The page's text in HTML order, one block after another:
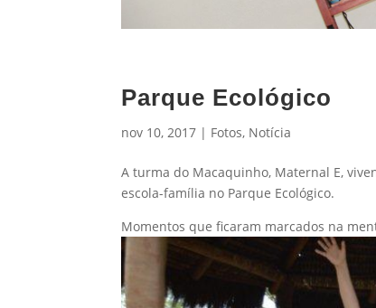
Parque Ecológico
nov 10, 2017 | Fotos, Notícia
A turma do Macaquinho, Maternal E,
escola-família no Parque Ecológico.
Momentos que ficaram marcados na